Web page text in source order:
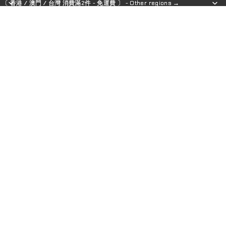
〔 香港 / 澳門 / 台灣 消費滿2件 - 免運費 〕 - Other regions →
〔 香港 / 澳門 / 台灣 消費滿2件 - 免運費 〕 - Other regions →